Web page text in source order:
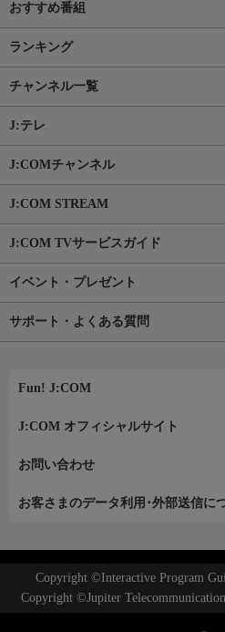
おすすめ番組
ランキング
チャンネル一覧
J:テレ
J:COMチャンネル
J:COM STREAM
J:COM TVサービスガイド
イベント・プレゼント
サポート・よくある質問
Fun! J:COM
J:COM オフィシャルサイト
お問い合わせ
お客さまのデータ利用･外部送信に
Copyright ©Interactive Program
Copyright ©Jupiter